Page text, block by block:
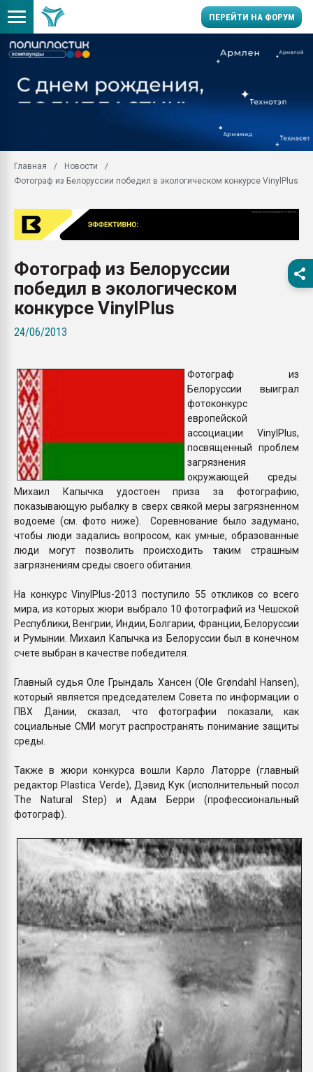
ПЕРЕЙТИ НА ФОРУМ
Вакуум-формовочные
ближайшее
28.07.2026
бутылок
Материал поверхности
вакуумного
Главная
Новости
Фотограф из Белоруссии победил в экологическом конкурсе VinylPlus
Фотограф из Белоруссии
победил в экологическом
конкурсе VinylPlus
24/06/2013
Фотограф из
Белоруссии выиграл
фотоконкурс
европейской
ассоциации VinylPlus,
посвященный проблем
загрязнения
окружающей среды.
Михаил Капычка удостоен приза за фотографию,
показывающую рыбалку в сверх свякой меры загрязненном
водоеме (см. фото ниже). Соревнование было задумано,
чтобы люди задались вопросом, как умные, образованные
люди могут позволить происходить таким страшным
загрязнениям среды своего обитания.
На конкурс VinylPlus-2013 поступило 55 откликов со всего
мира, из которых жюри выбрало 10 фотографий из Чешской
Республики, Венгрии, Индии, Болгарии, Франции, Белоруссии
и Румынии. Михаил Капычка из Белоруссии был в конечном
счете выбран в качестве победителя.
Главный судья Оле Грындаль Хансен (Ole Grøndahl Hansen),
который является председателем Совета по информации о
ПВХ Дании, сказал, что фотографии показали, как
социальные СМИ могут распространять понимание защиты
среды.
Также в жюри конкурса вошли Карло Латорре (главный
редактор Plastica Verde), Дэвид Кук (исполнительный посол
The Natural Step) и Адам Берри (профессиональный
фотограф).